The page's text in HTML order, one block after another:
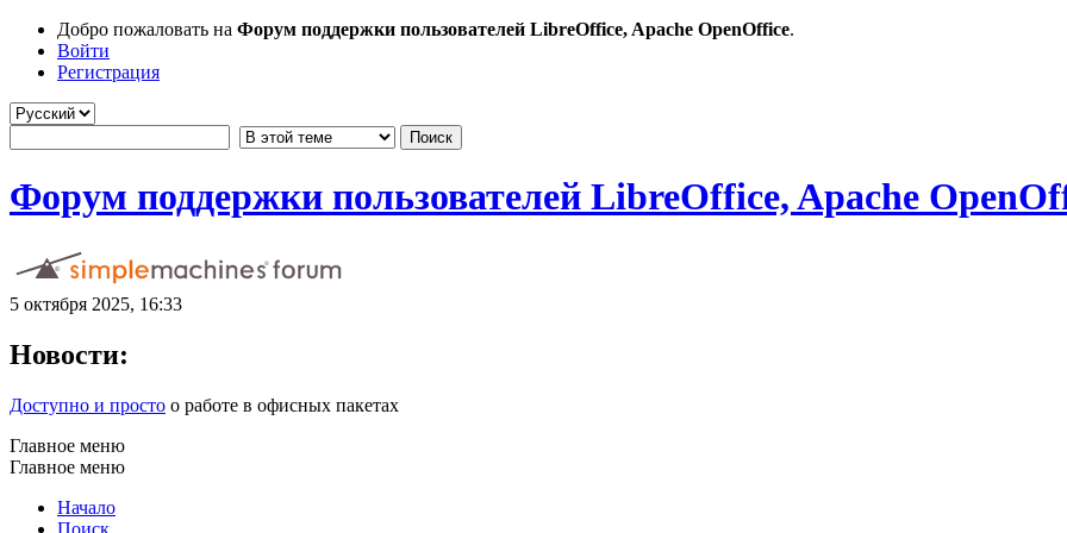
Добро пожаловать на Форум поддержки пользователей LibreOffice, Apache OpenOffice.
Войти
Регистрация
Форум поддержки пользователей LibreOffice, Apache
5 октября 2025, 16:33
Новости:
Доступно и просто о работе в офисных пакетах
Главное меню
Главное меню
Начало
Поиск